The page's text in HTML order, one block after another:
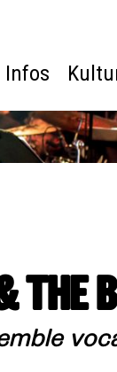
Infos